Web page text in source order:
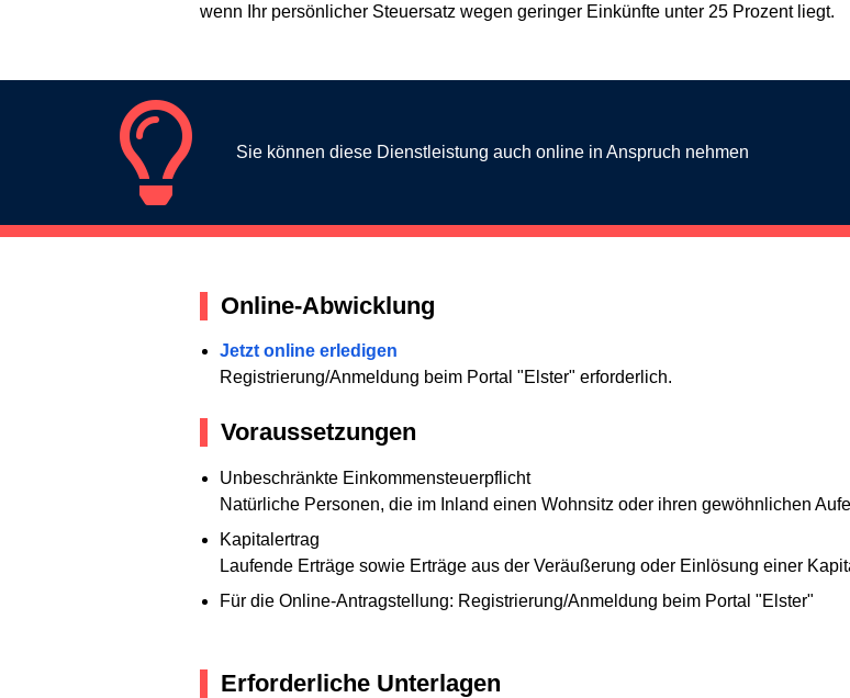
wenn Ihr persönlicher Steuersatz wegen geringer Einkünfte unter 25 Prozent liegt.
Sie können diese Dienstleistung auch online in Anspruch nehmen
Online-Abwicklung
Jetzt online erledigen
Registrierung/Anmeldung beim Portal "Elster" erforderlich.
Voraussetzungen
Unbeschränkte Einkommensteuerpflicht
Natürliche Personen, die im Inland einen Wohnsitz oder ihren gewöhnlichen
Kapitalertrag
Laufende Erträge sowie Erträge aus der Veräußerung oder Einlösung einer
Für die Online-Antragstellung: Registrierung/Anmeldung beim Portal "Elster"
Erforderliche Unterlagen